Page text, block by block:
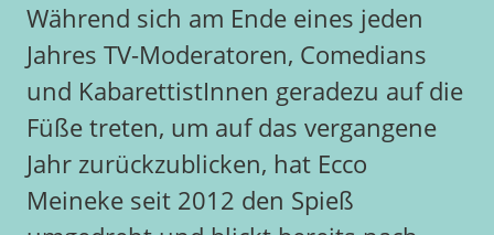
Während sich am Ende eines jeden
Jahres TV-Moderatoren, Comedians
und KabarettistInnen geradezu auf die
Füße treten, um auf das vergangene
Jahr zurückzublicken, hat Ecco
Meineke seit 2012 den Spieß